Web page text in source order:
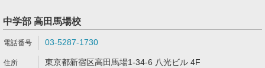
中学部 高田馬場校
03-5287-1730
東京都新宿区高田馬場1-34-6 八光ビル 4F